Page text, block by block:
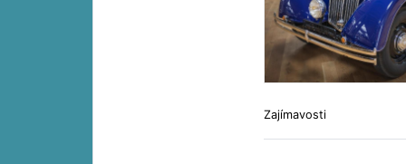
Zajímavosti